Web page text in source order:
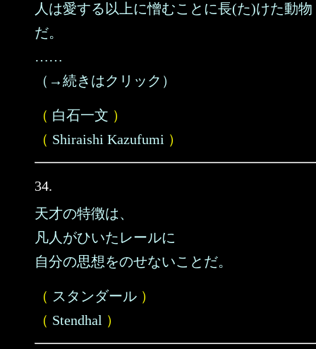
人は愛する以上に憎むことに長(た)けた動物
だ。
……
（→続きはクリック）
（ 白石一文 ）
（ Shiraishi Kazufumi ）
34.
天才の特徴は、
凡人がひいたレールに
自分の思想をのせないことだ。
（ スタンダール ）
（ Stendhal ）